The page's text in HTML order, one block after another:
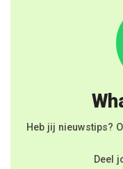
Heb jij nieuwstips?
Deel